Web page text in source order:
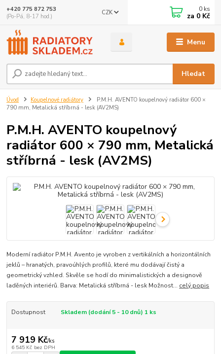
Menu
CZK
Hledat
+420 775 872 753
(Po-Pá, 8-17 hod.)
0 ks
za 0 Kč
Úvod Koupelnové radiátory
P.M.H. AVENTO koupelnový radiátor 600 ×
790 mm, Metalická stříbrná - lesk (AV2MS)
P.M.H. AVENTO koupelnový
radiátor 600 × 790 mm, Metalická
stříbrná - lesk (AV2MS)
Moderní radiátor P.M.H. Avento je vyroben z vertikálních a horizontálních
jeklů – hranatých, pravoúhlých profilů, které mu dodávají čistý a
geometrický vzhled. Skvěle se hodí do minimalistických a designově
laděných interiérů. Barva: Metalická stříbrná - lesk Možnost... celý popis
Dostupnost Skladem (dodání 5 - 10 dnů) 1 ks
7 919 Kč/ks
6 545 Kč bez DPH